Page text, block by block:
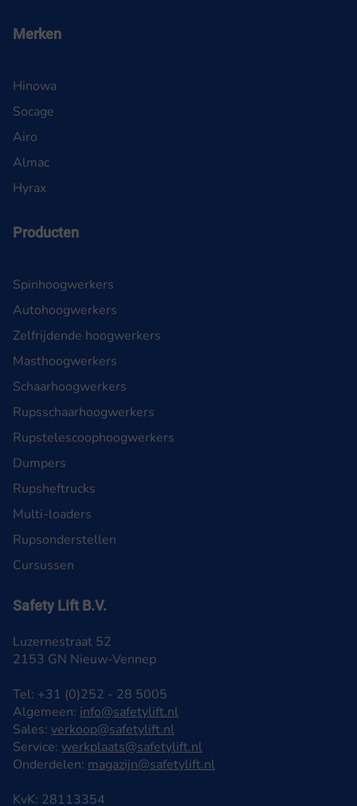
Safety Lift B.V.
Luzernestraat 52
2153 GN Nieuw-Vennep
Tel: +31 (0)252 - 28 5005
Algemeen: info@safetylift.nl
Sales: verkoop@safetylift.nl
Service: werkplaats@safetylift.nl
Onderdelen: magazijn@safetylift.nl
KvK: 28113354
Merken
Hinowa
Socage
Airo
Almac
Hyrax
Producten
Spinhoogwerkers
Autohoogwerkers
Zelfrijdende hoogwerkers
Masthoogwerkers
Schaarhoogwerkers
Rupsschaarhoogwerkers
Rupstelescoophoogwerkers
Dumpers
Rupsheftrucks
Multi-loaders
Rupsonderstellen
Cursussen